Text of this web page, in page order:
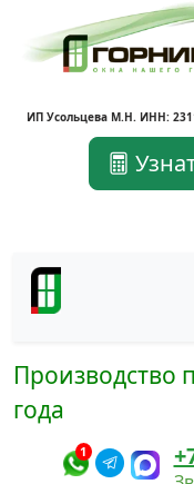
ИП Усольцева М.Н. ИНН:
Производство
года
1